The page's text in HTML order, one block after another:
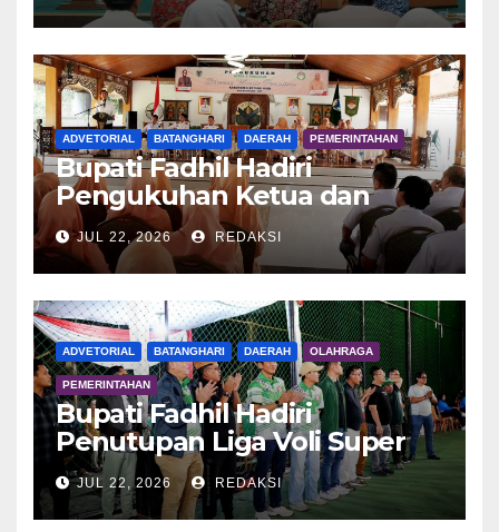
ADVETORIAL BATANGHARI DAERAH PEMERINTAHAN
Bupati Fadhil Hadiri
Pengukuhan Ketua dan
Pengurus DWP Batang Hari
2026
JUL 22, 2026 REDAKSI
ADVETORIAL BATANGHARI DAERAH OLAHRAGA
PEMERINTAHAN
Bupati Fadhil Hadiri
Penutupan Liga Voli Super
Tangguh 2026
JUL 22, 2026 REDAKSI